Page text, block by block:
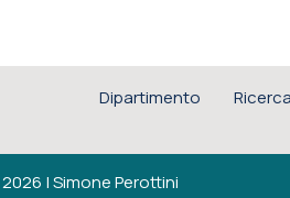
Dipartimento Ricerca
| Simone Perottini